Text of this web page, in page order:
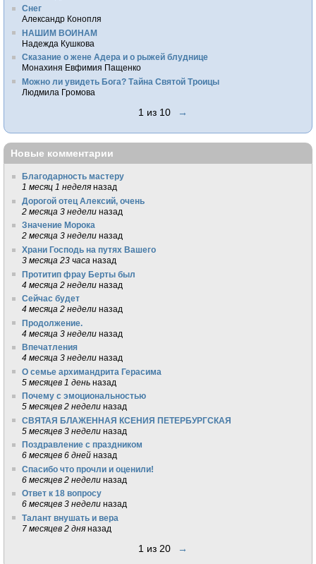
Снег
Александр Конопля
НАШИМ ВОИНАМ
Надежда Кушкова
Сказание о жене Адера и о рыжей блуднице
Монахиня Евфимия Пащенко
Можно ли увидеть Бога? Тайна Святой Троицы
Людмила Громова
1 из 10 →
Новые комментарии
Благодарность мастеру
1 месяц 1 неделя назад
Дорогой отец Алексий, очень
2 месяца 3 недели назад
Значение Морока
2 месяца 3 недели назад
Храни Господь на путях Вашего
3 месяца 23 часа назад
Протитип фрау Берты был
4 месяца 2 недели назад
Сейчас будет
4 месяца 2 недели назад
Продолжение.
4 месяца 3 недели назад
Впечатления
4 месяца 3 недели назад
О семье архимандрита Герасима
5 месяцев 1 день назад
Почему с эмоциональностью
5 месяцев 2 недели назад
СВЯТАЯ БЛАЖЕННАЯ КСЕНИЯ ПЕТЕРБУРГСКАЯ
5 месяцев 3 недели назад
Поздравление с праздником
6 месяцев 6 дней назад
Спасибо что прочли и оценили!
6 месяцев 2 недели назад
Ответ к 18 вопросу
6 месяцев 3 недели назад
Талант внушать и вера
7 месяцев 2 дня назад
1 из 20 →